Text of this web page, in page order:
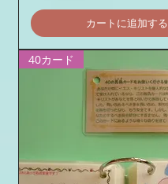
カートに追加する
40カード